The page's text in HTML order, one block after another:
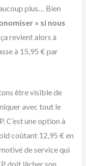
plus… Bien
» si nous
revient alors à
à 15,95 € par
être visible de
avec tout le
C’est une option à
coûtant 12,95 € en
de service qui
doit lâcher son